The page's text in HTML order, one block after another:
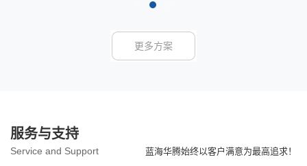
更多方案
服务与支持
Service and Support 蓝海华腾始终以客户满意为最高追求！